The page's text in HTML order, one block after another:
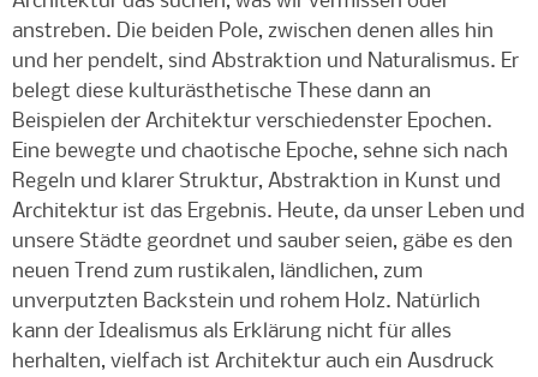
anstreben. Die beiden Pole, zwischen denen alles hin
und her pendelt, sind Abstraktion und Naturalismus. Er
belegt diese kulturästhetische These dann an
Beispielen der Architektur verschiedenster Epochen.
Eine bewegte und chaotische Epoche, sehne sich nach
Regeln und klarer Struktur, Abstraktion in Kunst und
Architektur ist das Ergebnis. Heute, da unser Leben und
unsere Städte geordnet und sauber seien, gäbe es den
neuen Trend zum rustikalen, ländlichen, zum
unverputzten Backstein und rohem Holz. Natürlich
kann der Idealismus als Erklärung nicht für alles
herhalten, vielfach ist Architektur auch ein Ausdruck